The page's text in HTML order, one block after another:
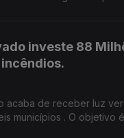
investe 88
acaba de receber luz
municípios . O objetivo